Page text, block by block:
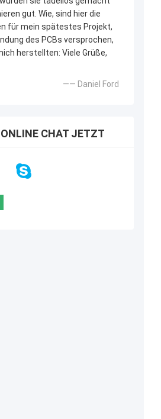
gut. Wie, sind hier die
für mein spätestes Projekt,
des PCBs versprochen,
herstellten: Viele Grüße,
—— Daniel Ford
CHAT JETZT